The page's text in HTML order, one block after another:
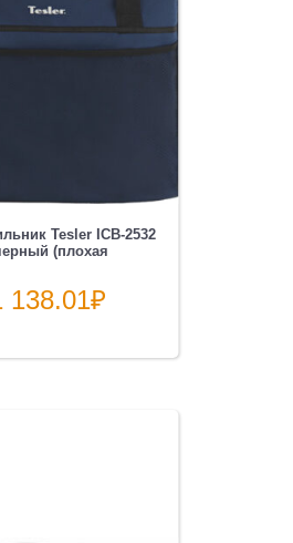
Tesler ICB-2532
(плохая
138.01₽